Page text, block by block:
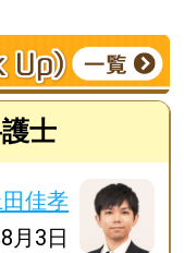
士
佳孝
月3日